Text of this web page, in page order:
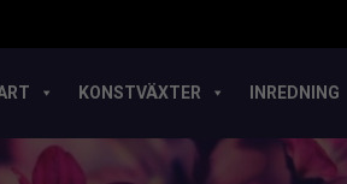
KONSTVÄXTER INREDNING